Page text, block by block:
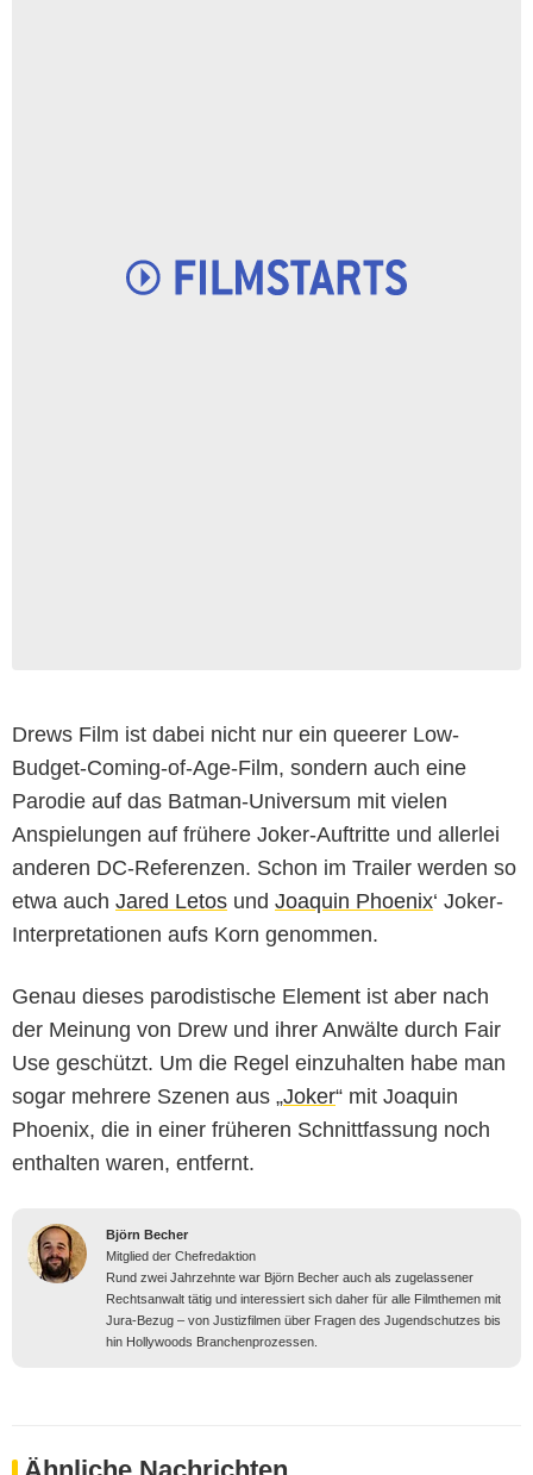
Drews Film ist dabei nicht nur ein queerer Low-
Budget-Coming-of-Age-Film, sondern auch eine
Parodie auf das Batman-Universum mit vielen
Anspielungen auf frühere Joker-Auftritte und allerlei
anderen DC-Referenzen. Schon im Trailer werden so
etwa auch Jared Letos und Joaquin Phoenix‘ Joker-
Interpretationen aufs Korn genommen.
Genau dieses parodistische Element ist aber nach
der Meinung von Drew und ihrer Anwälte durch Fair
Use geschützt. Um die Regel einzuhalten habe man
sogar mehrere Szenen aus „Joker“ mit Joaquin
Phoenix, die in einer früheren Schnittfassung noch
enthalten waren, entfernt.
Björn Becher
Mitglied der Chefredaktion
Rund zwei Jahrzehnte war Björn Becher auch als zugelassener
Rechtsanwalt tätig und interessiert sich daher für alle Filmthemen mit
Jura-Bezug – von Justizfilmen über Fragen des Jugendschutzes bis
hin Hollywoods Branchenprozessen.
Ähnliche Nachrichten